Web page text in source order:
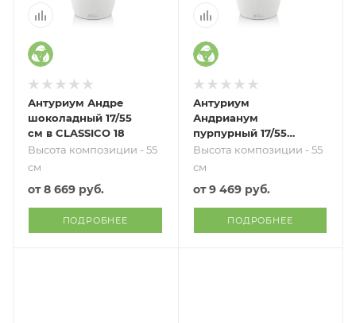
Антуриум Андре
шоколадный 17/55
см в CLASSICO 18
Высота композиции - 55
см
от8 669 руб.
ПОДРОБНЕЕ
Антуриум
Андрианум
пурпурный 17/55
см в CLASSICO 18
Высота композиции - 55
см
от9 469 руб.
ПОДРОБНЕЕ